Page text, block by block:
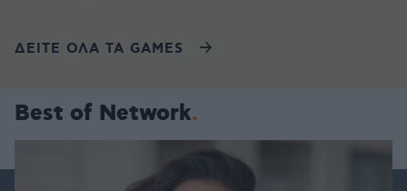
ΔΕΙΤΕ ΟΛΑ ΤΑ GAMES
Best of Network